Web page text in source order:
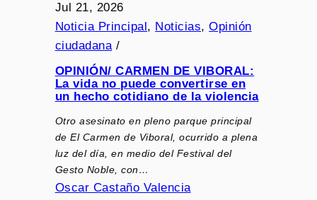
Jul 21, 2026
Noticia Principal, Noticias, Opinión
ciudadana/
OPINIÓN/ CARMEN DE VIBORAL:
La vida no puede convertirse en
un hecho cotidiano de la violencia
Otro asesinato en pleno parque principal
de El Carmen de Viboral, ocurrido a plena
luz del día, en medio del Festival del
Gesto Noble, con…
Oscar Castaño Valencia